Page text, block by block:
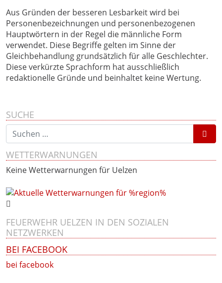
Aus Gründen der besseren Lesbarkeit wird bei
Personenbezeichnungen und personenbezogenen
Hauptwörtern in der Regel die männliche Form
verwendet. Diese Begriffe gelten im Sinne der
Gleichbehandlung grundsätzlich für alle Geschlechter.
Diese verkürzte Sprachform hat ausschließlich
redaktionelle Gründe und beinhaltet keine Wertung.
SUCHE
Suchen nach:
WETTERWARNUNGEN
Keine Wetterwarnungen für Uelzen
FEUERWEHR UELZEN IN DEN SOZIALEN
NETZWERKEN
BEI FACEBOOK
bei facebook